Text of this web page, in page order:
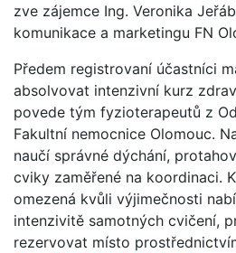
zve zájemce Ing. Veronika
komunikace a marketingu FN
Předem registrovaní účastníci
absolvovat intenzivní kurz
povede tým fyzioterapeutů z
Fakultní nemocnice Olomouc.
naučí správné dýchání,
cviky zaměřené na koordinaci.
omezená kvůli výjimečnosti
intenzivitě samotných cvičení,
rezervovat místo